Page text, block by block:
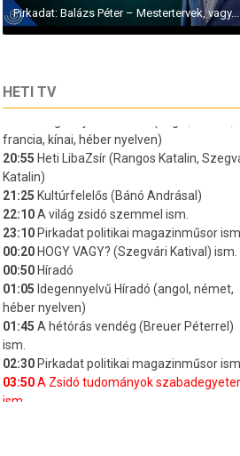
Pirkadat: Balázs Péter – Mestertervek, vagy...
HETI TV